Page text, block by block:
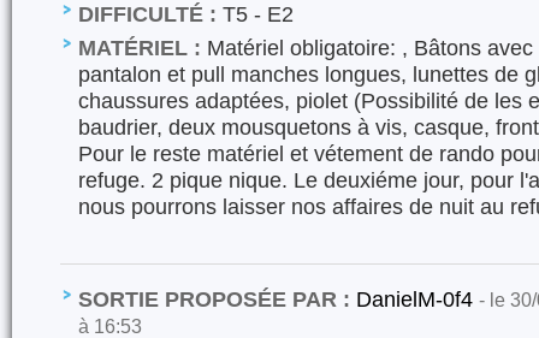
DIFFICULTÉ : T5 - E2
MATÉRIEL : Matériel obligatoire: , Bâtons
pantalon et pull manches longues, lunettes de
chaussures adaptées, piolet (Possibilité de les
baudrier, deux mousquetons à vis, casque,
Pour le reste matériel et vétement de rando
refuge. 2 pique nique. Le deuxiéme jour, pour
nous pourrons laisser nos affaires de nuit au
SORTIE PROPOSÉE PAR : DanielM-0f4 - le
à 16:53